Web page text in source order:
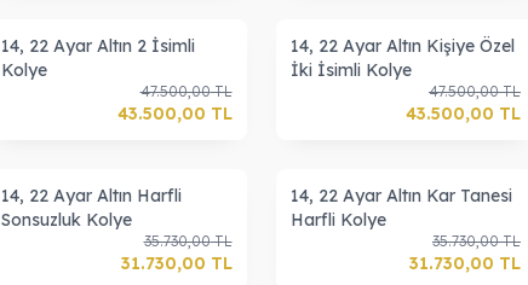
14, 22 Ayar Altın 2 İsimli
Kolye
47.500,00TL
43.500,00 TL
14, 22 Ayar Altın Kişiye Özel
İki İsimli Kolye
47.500,00TL
43.500,00 TL
14, 22 Ayar Altın Harfli
Sonsuzluk Kolye
35.730,00TL
31.730,00 TL
14, 22 Ayar Altın Kar Tanesi
Harfli Kolye
35.730,00TL
31.730,00 TL